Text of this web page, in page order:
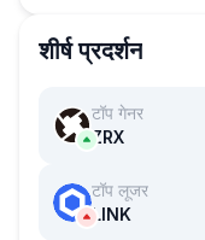
शीर्ष प्रदर्शन
टॉप गेनर
ZRX
टॉप लूजर
LINK